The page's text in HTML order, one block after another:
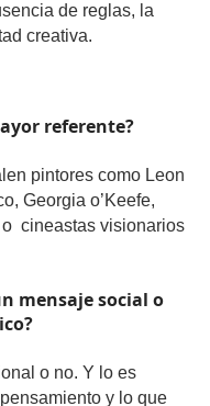
de reglas, la
creativa.
referente?
pintores como Leon
Georgia o’Keefe,
cineastas visionarios
mensaje social o
o no. Y lo es
y lo que